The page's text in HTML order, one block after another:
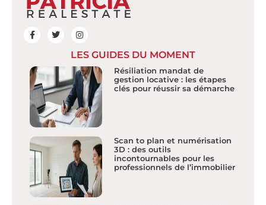
LES GUIDES DU MOMENT
Résiliation mandat de
gestion locative : les étapes
clés pour réussir sa démarche
Scan to plan et numérisation
3D : des outils
incontournables pour les
professionnels de l’immobilier